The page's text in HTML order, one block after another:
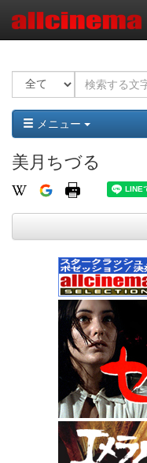
メニュー
美月ちづる